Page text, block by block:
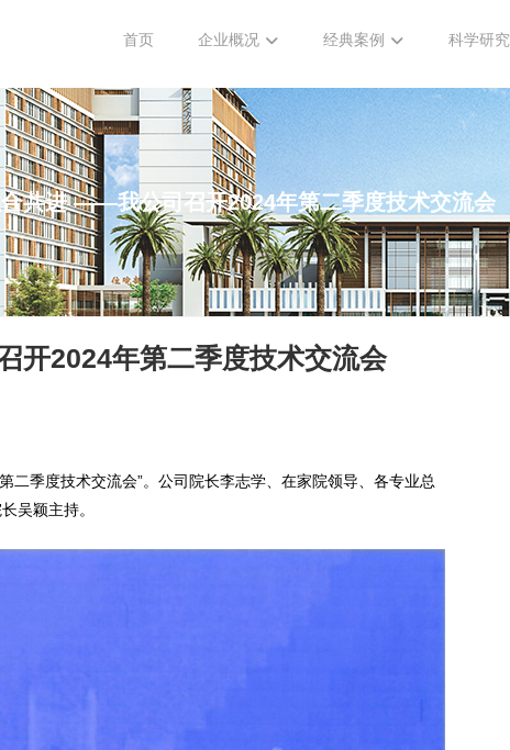
首页 企业概况 经典案例 科学研究
共进 ——我公司召开2024年第二季度技术交流会
2024年第二季度技术交流会
二季度技术交流会”。公司院长李志学、在家院领导、各专业总
吴颖主持。